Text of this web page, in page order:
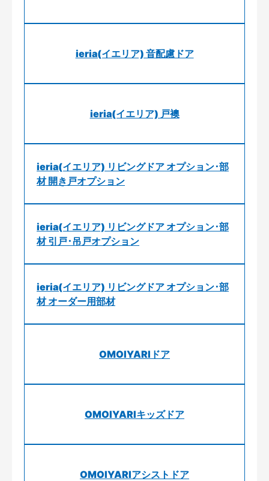
ieria(イエリア) 音配慮ドア
ieria(イエリア) 戸襖
ieria(イエリア) リビングドア オプション･部
材 開き戸オプション
ieria(イエリア) リビングドア オプション･部
材 引戸･吊戸オプション
ieria(イエリア) リビングドア オプション･部
材 オーダー用部材
OMOIYARIドア
OMOIYARIキッズドア
OMOIYARIアシストドア